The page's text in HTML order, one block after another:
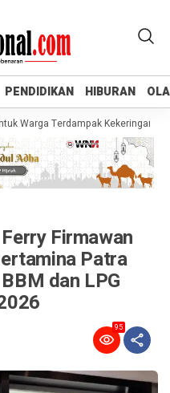
PENDIDIKAN HIBURAN
PENDIDIKAN HIBURAN
Terdampak Kekeringan di
Firmawan
Patra
dan LPG
95